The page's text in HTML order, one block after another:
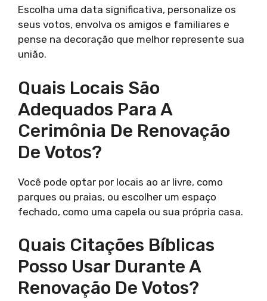
Escolha uma data significativa, personalize os
seus votos, envolva os amigos e familiares e
pense na decoração que melhor represente sua
união.
Quais Locais São
Adequados Para A
Cerimônia De Renovação
De Votos?
Você pode optar por locais ao ar livre, como
parques ou praias, ou escolher um espaço
fechado, como uma capela ou sua própria casa.
Quais Citações Bíblicas
Posso Usar Durante A
Renovação De Votos?